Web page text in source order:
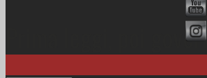
Prima leggi, poi governa